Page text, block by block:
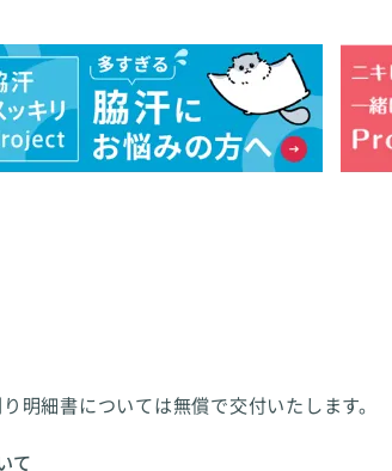
明細書については無償で交付いたします。
て